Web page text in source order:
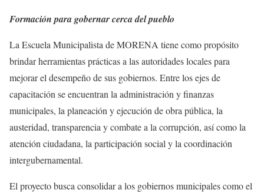
Formación para gobernar cerca del pueblo
La Escuela Municipalista de MORENA tiene como propósito
brindar herramientas prácticas a las autoridades locales para
mejorar el desempeño de sus gobiernos. Entre los ejes de
capacitación se encuentran la administración y finanzas
municipales, la planeación y ejecución de obra pública, la
austeridad, transparencia y combate a la corrupción, así como la
atención ciudadana, la participación social y la coordinación
intergubernamental.
El proyecto busca consolidar a los gobiernos municipales como el